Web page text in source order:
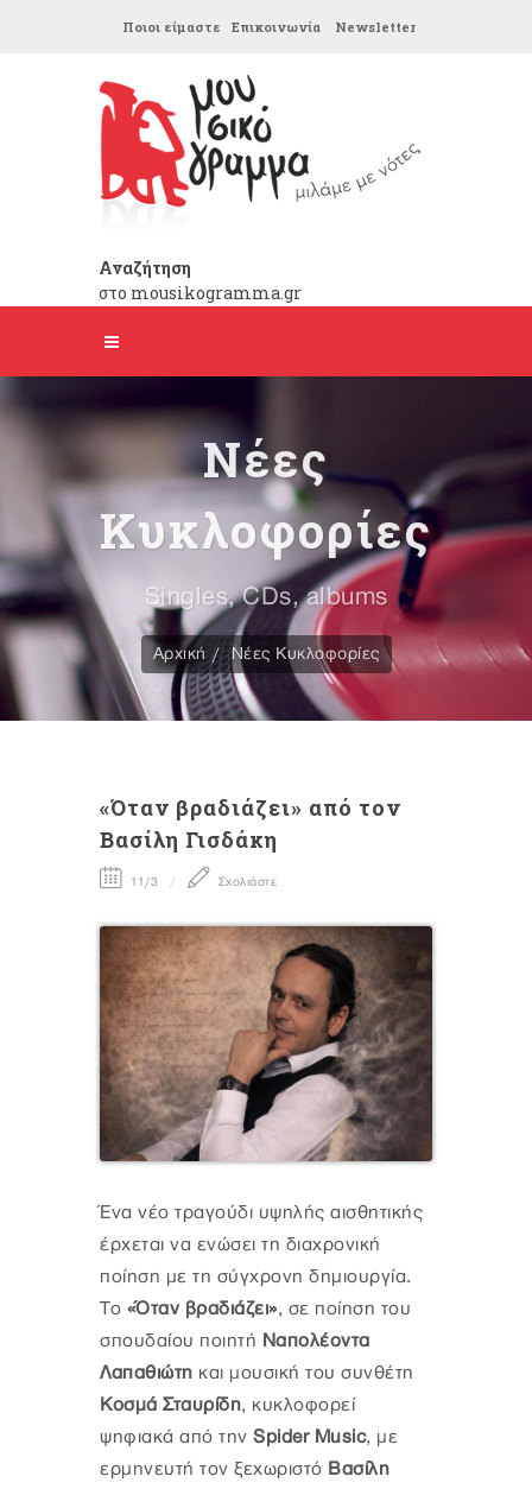
Ποιοι είμαστε Επικοινωνία Newsletter
Αναζήτηση
στο mousikogramma.gr
Νέες
Κυκλοφορίες
Singles, CDs, albums
Αρχική Νέες Κυκλοφορίες
«Όταν βραδιάζει» από τον
Βασίλη Γισδάκη
11/3 Σχολιάστε
Ένα νέο τραγούδι υψηλής αισθητικής
έρχεται να ενώσει τη διαχρονική
ποίηση με τη σύγχρονη δημιουργία.
Το «Όταν βραδιάζει», σε ποίηση του
σπουδαίου ποιητή Ναπολέoντα
Λαπαθιώτη και μουσική του συνθέτη
Κοσμά Σταυρίδη, κυκλοφορεί
ψηφιακά από την Spider Music, με
ερμηνευτή τον ξεχωριστό Βασίλη